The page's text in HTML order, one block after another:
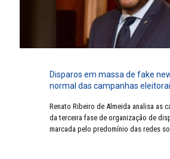
Disparos em massa de fake
normal das campanhas
Renato Ribeiro de Almeida analisa as
da terceira fase de organização de
marcada pelo predomínio das redes